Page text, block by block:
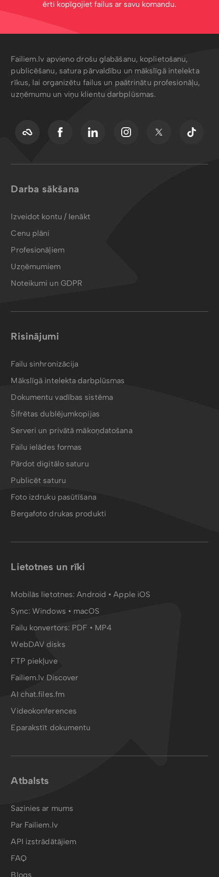
ērti kopīgojiet failus ar savu komandu.
Failiem.lv apvieno drošu glabāšanu, koplietošanu,
publicēšanu, satura pārvaldību un mākslīgā intelekta
rīkus, lai organizētu failus un paātrinātu profesionāļu,
uzņēmumu un viņu klientu darbplūsmas.
Darba sākšana
Izveidot kontu / Ienākt
Cenu plāni
Profesionāļiem
Uzņēmumiem
Noteikumi un GDPR
Risinājumi
Failu sinhronizācija
Mākslīgā intelekta darbplūsmas
Dokumentu vadības sistēma
Šifrētas dublējumkopijas
Serveri un privātā mākoņdatošana
Failu ielādes formas
Pārdot digitālo saturu
Publicēt saturu
Foto izdruku pasūtīšana
Bergafoto drukas produkti
Lietotnes un rīki
Mobilās lietotnes:Android •Apple iOS
Sync:Windows • macOS
Failu konvertors: PDF • MP4
WebDAV disks
FTP piekļuve
Failiem.lv Discover
AI chat.files.fm
Videokonferences
Eparakstīt dokumentu
Atbalsts
Sazinies ar mums
Par Failiem.lv
API izstrādātājiem
FAQ
Blogs